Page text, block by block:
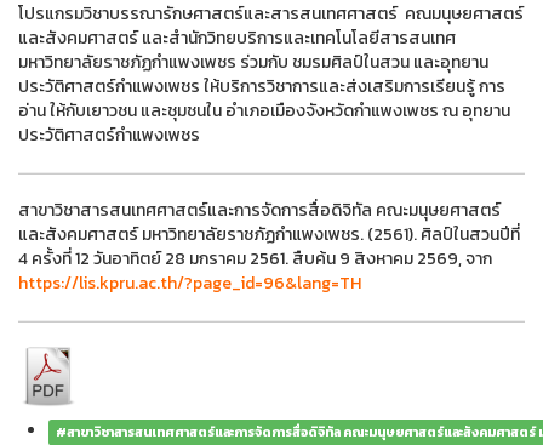
โปรแกรมวิชาบรรณารักษศาสตร์และสารสนเทศศาสตร์ คณมนุษยศาสตร์
และสังคมศาสตร์ และสำนักวิทยบริการและเทคโนโลยีสารสนเทศ
มหาวิทยาลัยราชภัฏกำแพงเพชร ร่วมกับ ชมรมศิลป์ในสวน และอุทยาน
ประวัติศาสตร์กำแพงเพชร ให้บริการวิชาการและส่งเสริมการเรียนรู้ การ
อ่าน ให้กับเยาวชน และชุมชนใน อำเภอเมืองจังหวัดกำแพงเพชร ณ อุทยาน
ประวัติศาสตร์กำแพงเพชร
สาขาวิชาสารสนเทศศาสตร์และการจัดการสื่อดิจิทัล คณะมนุษยศาสตร์
และสังคมศาสตร์ มหาวิทยาลัยราชภัฏกำแพงเพชร. (2561). ศิลป์ในสวนปีที่
4 ครั้งที่ 12 วันอาทิตย์ 28 มกราคม 2561. สืบค้น 9 สิงหาคม 2569, จาก
https://lis.kpru.ac.th/?page_id=96&lang=TH
#สาขาวิชาสารสนเทศศาสตร์และการจัดการสื่อดิจิทัล คณะมนุษยศาสตร์และสังคมศาสตร์